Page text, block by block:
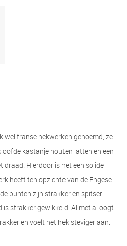
wel franse hekwerken genoemd, ze
kastanje houten latten en een
draad. Hierdoor is het een solide
heeft ten opzichte van de Engese
punten zijn strakker en spitser
strakker gewikkeld. Al met al oogt
en voelt het hek steviger aan.